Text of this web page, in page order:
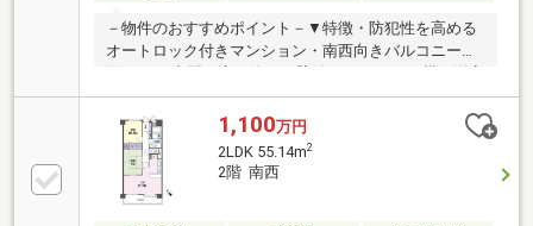
－物件のおすすめポイント－▼特徴・防犯性を高める
オートロック付きマンション・南西向きバルコニーが
面すLD・空間を広く使える壁付キッチン・LD横の洋室
は多用途に活用可能・各洋室にクローゼット付き・24
時間ゴミ出し可能▼2026年3月室内リフォーム済【交
換】キッチン、UB、洗面化粧台、トイレ、建具【張
替】全室クロス、床材【その他】ハウスクリーニング
▼周辺環境・ローソン狭山富士見2丁目店 徒歩3分(約
240m)・サンドラッグ狭山店 徒歩10分(約750m)■ ご希
1,100万円
2LDK 55.14m2
2階 南西